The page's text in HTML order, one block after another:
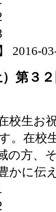
2016-
）第３
校生お
。在校
の方、
かに伝